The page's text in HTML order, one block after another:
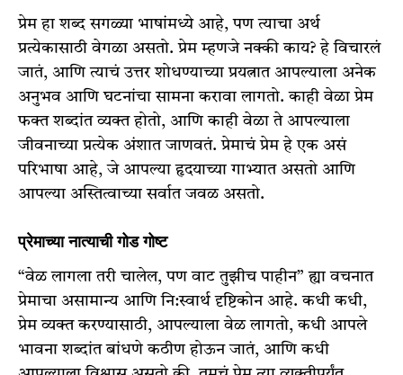
प्रेम हा शब्द सगळ्या भाषांमध्ये आहे, पण त्याचा अर्थ
प्रत्येकासाठी वेगळा असतो. प्रेम म्हणजे नक्की काय? हे विचारलं
जातं, आणि त्याचं उत्तर शोधण्याच्या प्रयत्नात आपल्याला अनेक
अनुभव आणि घटनांचा सामना करावा लागतो. काही वेळा प्रेम
फक्त शब्दांत व्यक्त होतो, आणि काही वेळा ते आपल्याला
जीवनाच्या प्रत्येक अंशात जाणवतं. प्रेमाचं प्रेम हे एक असं
परिभाषा आहे, जे आपल्या हृदयाच्या गाभ्यात असतो आणि
आपल्या अस्तित्वाच्या सर्वात जवळ असतो.
प्रेमाच्या नात्याची गोड गोष्ट
“वेळ लागला तरी चालेल, पण वाट तुझीच पाहीन” ह्या वचनात
प्रेमाचा असामान्य आणि नि:स्वार्थ दृष्टिकोन आहे. कधी कधी,
प्रेम व्यक्त करण्यासाठी, आपल्याला वेळ लागतो, कधी आपले
भावना शब्दांत बांधणे कठीण होऊन जातं, आणि कधी